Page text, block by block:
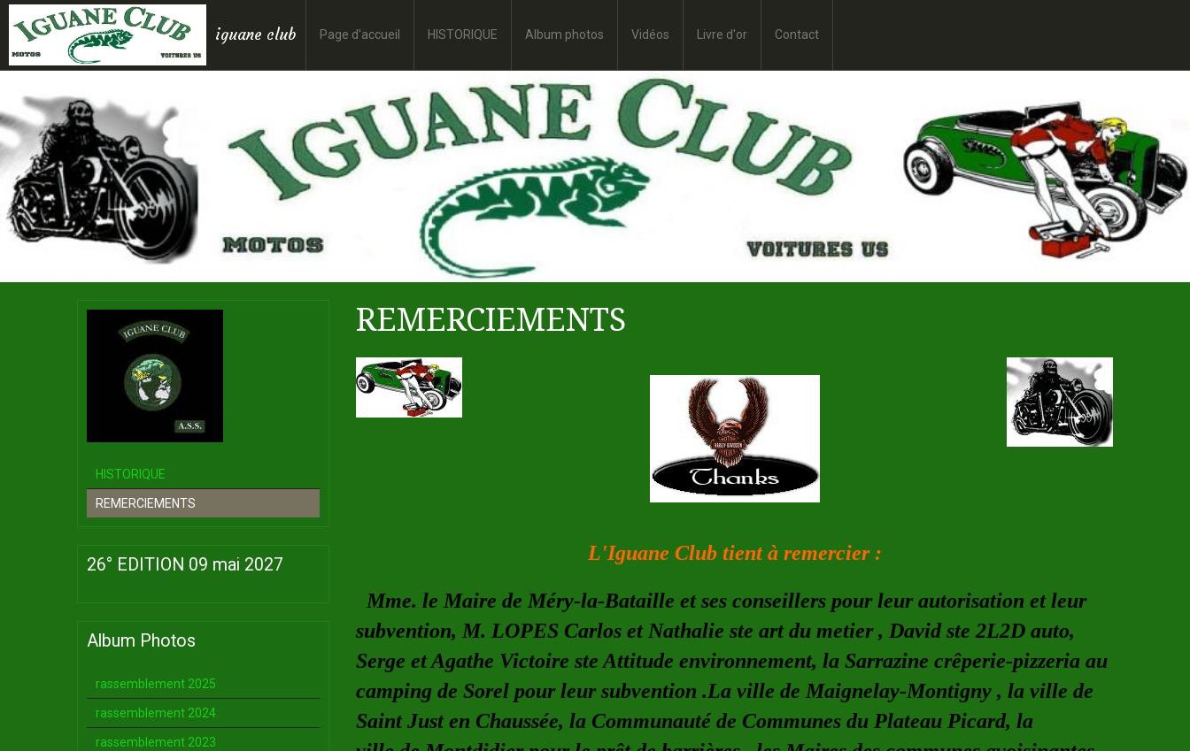
iguane club Page d'accueil HISTORIQUE Album photos Vidéos Livre d'or Contact
REMERCIEMENTS
L'Iguane Club tient à remercier :
Mme. le Maire de Méry-la-Bataille et ses conseillers pour leur autorisation et leur
subvention, M. LOPES Carlos et Nathalie ste art du metier , David ste 2L2D auto,
Serge et Agathe Victoire ste Attitude environnement, la Sarrazine crêperie-pizzeria au
camping de Sorel pour leur subvention .La ville de Maignelay-Montigny , la ville de
Saint Just en Chaussée, la Communauté de Communes du Plateau Picard, la
HISTORIQUE
REMERCIEMENTS
26° EDITION 09 mai 2027
Album Photos
rassemblement 2025
rassemblement 2024
rassemblement 2023